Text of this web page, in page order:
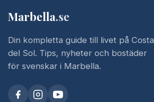
Marbella.se
Din kompletta guide till livet på Costa
del Sol. Tips, nyheter och bostäder
för svenskar i Marbella.